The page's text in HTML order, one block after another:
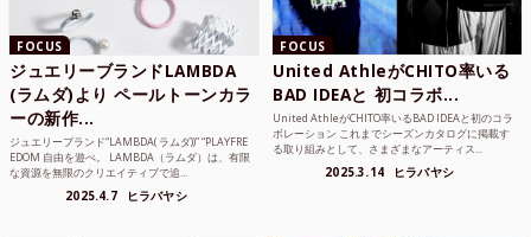
FOCUS
ジュエリーブランドLAMBDA
(ラムダ)より ペールトーンカラ
ーの新作...
ジュエリーブランド“LAMBDA( ラムダ))” “PLAYFRE
EDOM 自由を遊べ。 LAMBDA（ラムダ）は、有限
な資源を無限のクリエイティブで追...
2025.4.7 ヒラバヤシ
FOCUS
United AthleがCHITO率いる
BAD IDEAと 初コラボ...
United AthleがCHITO率いるBAD IDEAと初のコラ
ボレーション これまでシーズンカタログに掲載す
る取り組みとして、さまざまなアーティス...
2025.3.14 ヒラバヤシ